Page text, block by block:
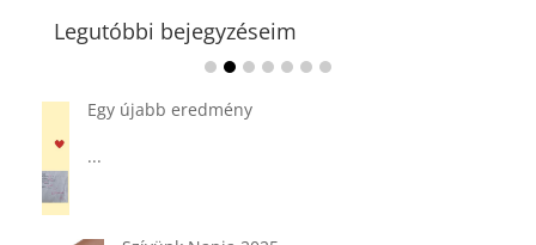
Legutóbbi bejegyzéseim
Ádvent 1. vasárnapja🌟